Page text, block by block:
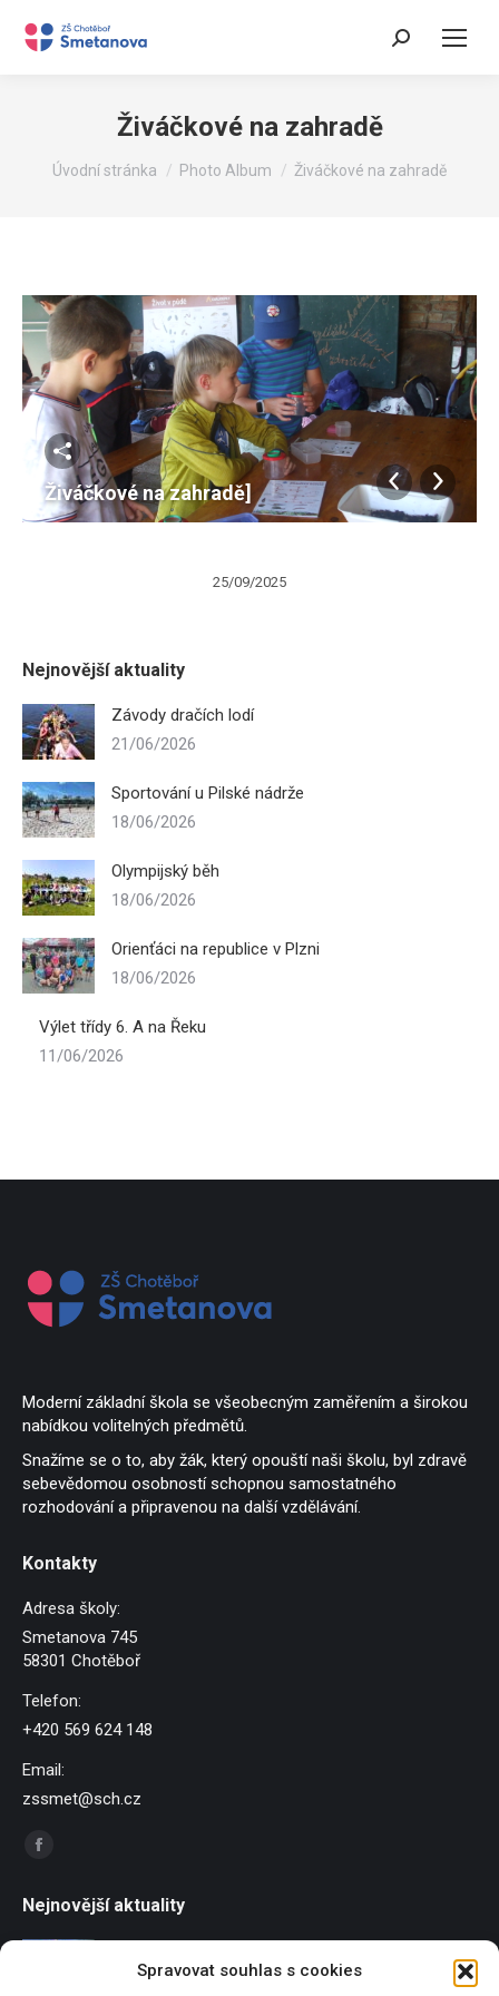
Spravovat souhlas s cookies
Search:
Živáčkové na zahradě
You are here:
Úvodní stránka Photo Album Živáčkové na zahradě
Živáčkové na zahradě]
25/09/2025
Nejnovější aktuality
Závody dračích lodí
21/06/2026
Sportování u Pilské nádrže
18/06/2026
Olympijský běh
18/06/2026
Orienťáci na republice v Plzni
18/06/2026
Výlet třídy 6. A na Řeku
11/06/2026
Moderní základní škola se všeobecným zaměřením a širokou
nabídkou volitelných předmětů.
Snažíme se o to, aby žák, který opouští naši školu, byl zdravě
sebevědomou osobností schopnou samostatného
rozhodování a připravenou na další vzdělávání.
Kontakty
Adresa školy:
Smetanova 745
58301 Chotěboř
Telefon:
+420 569 624 148
Email:
zssmet@sch.cz
Find us on:
opens
in
Nejnovější aktuality
21/06/2026